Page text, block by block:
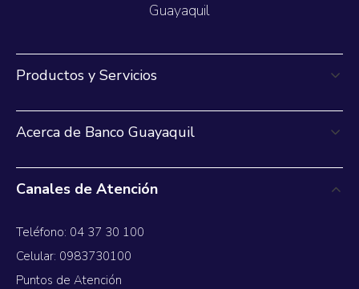
Guayaquil
Productos y Servicios
Acerca de Banco Guayaquil
Canales de Atención
Teléfono: 04 37 30 100
Celular: 0983730100
Puntos de Atención